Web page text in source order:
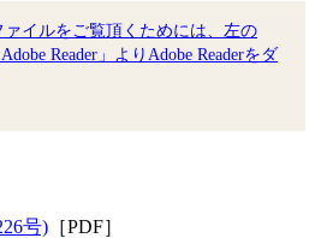
ァイルをご覧頂くためには、左の
Adobe Reader」よりAdobe Readerをダ
号) ［PDF］